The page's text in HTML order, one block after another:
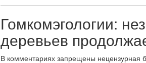
Гомкомэгологии:
деревьев
В комментариях запрещены нецензурная